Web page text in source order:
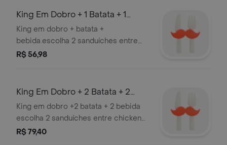
vegetariano, batata individual, onion
rings, guaraná lata, guaraná lata zero,
pepsi lata ou pepsi black lata e
aproveite o sabor do bk em dobro!
King Em Dobro + 1 Batata + 1
Bebida
King em dobro + batata +
bebida.escolha 2 sanduíches entre
chicken duplo, cheeseburger duplo,
ou whopper vegetariano, com 1
acompanhamento e 1 bebida para
completar essa experiência em
dobro!
R$ 56,98
King Em Dobro + 2 Batata + 2
Bebida
King em dobro +2 batata + 2 bebida
escolha 2 sanduíches entre chicken
duplo, cheeseburger duplo, big king,
R$ 79,40